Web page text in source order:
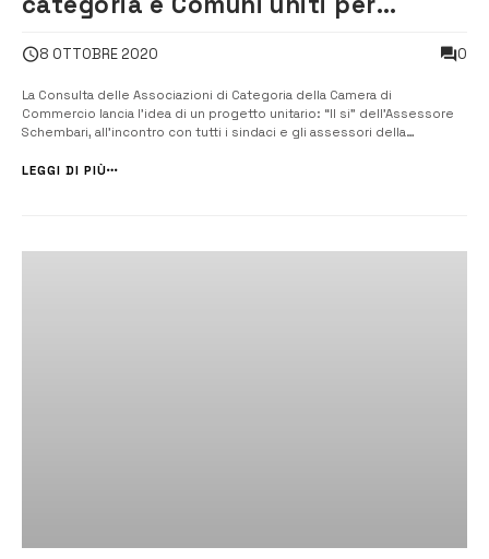
8 OTTOBRE 2020 0
La Consulta delle Associazioni di Categoria della Camera di
Commercio lancia l’idea di un progetto unitario: “Il si” dell’Assessore
Schembari, all’incontro con tutti i sindaci e gli assessori della
categoria dei vari settori e i Comuni per la promozione dei prodotti
LEGGI DI PIÙ